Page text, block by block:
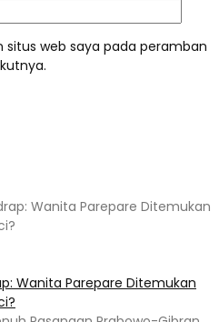
situs web saya pada peramban
Wanita Parepare Ditemukan